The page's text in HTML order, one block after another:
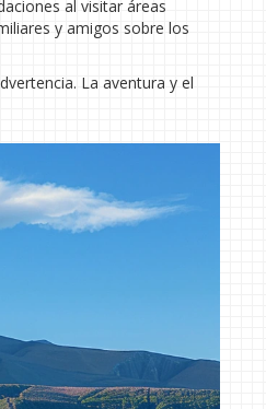
al visitar áreas
y amigos sobre los
La aventura y el